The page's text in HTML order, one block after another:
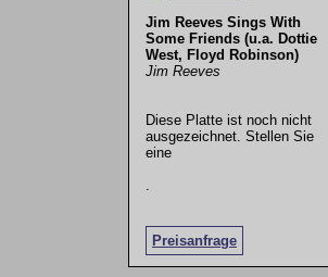
Jim Reeves Sings With
Some Friends (u.a. Dottie
West, Floyd Robinson)
Jim Reeves
Diese Platte ist noch nicht
ausgezeichnet. Stellen Sie
eine
Preisanfrage